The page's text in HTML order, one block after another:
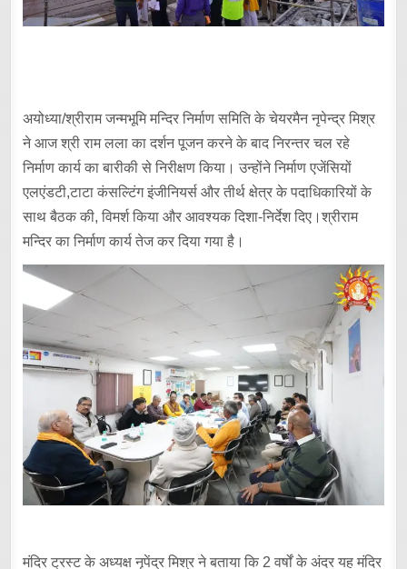
अयोध्या/श्रीराम जन्मभूमि मन्दिर निर्माण समिति के चेयरमैन नृपेन्द्र मिश्र
ने आज श्री राम लला का दर्शन पूजन करने के बाद निरन्तर चल रहे
निर्माण कार्य का बारीकी से निरीक्षण किया। उन्होंने निर्माण एजेंसियों
एलएंडटी,टाटा कंसल्टिंग इंजीनियर्स और तीर्थ क्षेत्र के पदाधिकारियों के
साथ बैठक की, विमर्श किया और आवश्यक दिशा-निर्देश दिए।श्रीराम
मन्दिर का निर्माण कार्य तेज कर दिया गया है।
मंदिर ट्रस्ट के अध्यक्ष नृपेंद्र मिश्र ने बताया कि 2 वर्षों के अंदर यह मंदिर